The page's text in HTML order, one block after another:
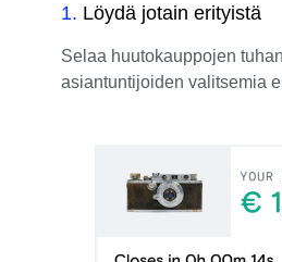
1. Löydä jotain erityistä
Selaa huutokauppojen
asiantuntijoiden valitsemia